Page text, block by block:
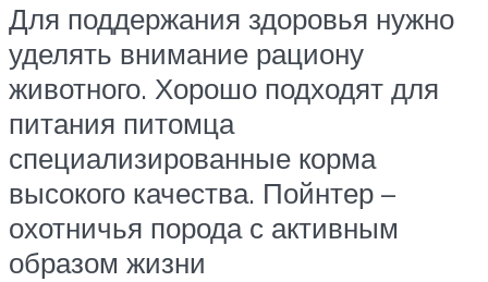
Для поддержания здоровья нужно
уделять внимание рациону
животного. Хорошо подходят для
питания питомца
специализированные корма
высокого качества. Пойнтер –
охотничья порода с активным
образом жизни